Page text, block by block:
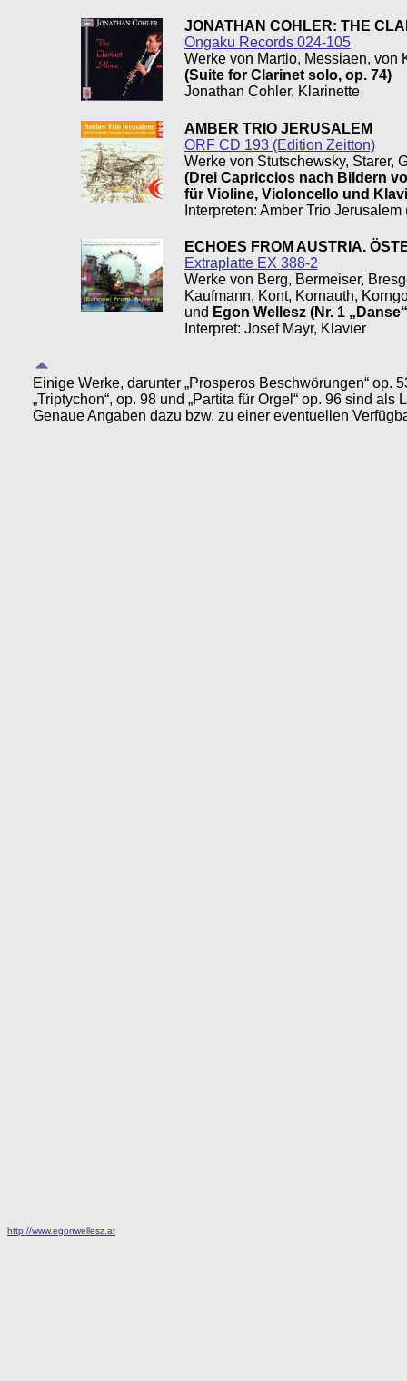
JONATHAN COHLER: THE
Ongaku Records 024-105
Werke von Martio, Messiaen,
(Suite for Clarinet solo, op. 74)
Jonathan Cohler, Klarinette
AMBER TRIO JERUSALEM
ORF CD 193 (Edition Zeitton)
Werke von Stutschewsky, Starer,
(Drei Capriccios nach Bildern
für Violine, Violoncello und
Interpreten: Amber Trio
ECHOES FROM AUSTRIA.
Extraplatte EX 388-2
Werke von Berg, Bermeiser,
Kaufmann, Kont, Kornauth,
und Egon Wellesz (Nr. 1
Interpret: Josef Mayr, Klavier
Einige Werke, darunter „Prosperos Beschwörungen“ op.
„Triptychon“, op. 98 und „Partita für Orgel“ op. 96 sind
Genaue Angaben dazu bzw. zu einer eventuellen
http://www.egonwellesz.at